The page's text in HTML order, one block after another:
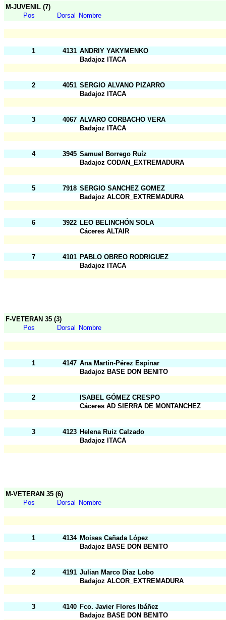
M-JUVENIL (7)
Pos
Dorsal Nombre
1 4131 ANDRIY YAKYMENKO
Badajoz ITACA
2 4051 SERGIO ALVANO PIZARRO
Badajoz ITACA
3 4067 ALVARO CORBACHO VERA
Badajoz ITACA
4 3945 Samuel Borrego Ruíz
Badajoz CODAN_EXTREMADURA
5 7918 SERGIO SANCHEZ GOMEZ
Badajoz ALCOR_EXTREMADURA
6 3922 LEO BELINCHÓN SOLA
Cáceres ALTAIR
7 4101 PABLO OBREO RODRIGUEZ
Badajoz ITACA
F-VETERAN 35 (3)
Pos
Dorsal Nombre
1 4147 Ana Martín-Pérez Espinar
Badajoz BASE DON BENITO
2
ISABEL GÓMEZ CRESPO
Cáceres AD SIERRA DE MONTANCHEZ
3 4123 Helena Ruiz Calzado
Badajoz ITACA
M-VETERAN 35 (6)
Pos
Dorsal Nombre
1 4134 Moises Cañada López
Badajoz BASE DON BENITO
2 4191 Julian Marco Diaz Lobo
Badajoz ALCOR_EXTREMADURA
3 4140 Fco. Javier Flores Ibáñez
Badajoz BASE DON BENITO